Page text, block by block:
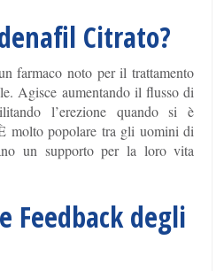
Citrato?
farmaco noto per il trattamento
Agisce aumentando il flusso di
l’erezione quando si è
molto popolare tra gli uomini di
un supporto per la loro vita
Feedback degli